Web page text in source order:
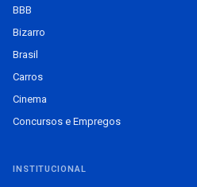
BBB
Bizarro
Brasil
Carros
Cinema
Concursos e Empregos
INSTITUCIONAL